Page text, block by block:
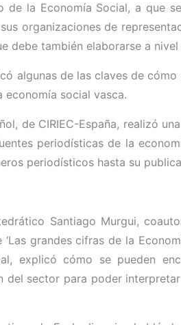
la Economía Social, a que
organizaciones de
debe también elaborarse a
algunas de las claves de
social vasca.
de CIRIEC-España, realizó
periodísticas de la
periodísticos hasta su
Santiago Murgui,
grandes cifras de la
explicó cómo se pueden
del sector para poder